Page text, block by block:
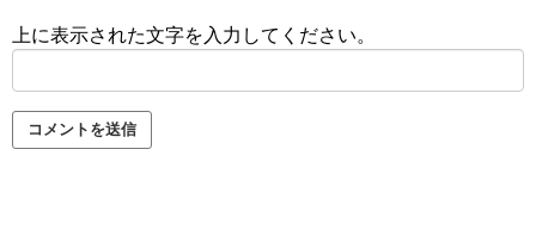
上に表示された文字を入力してください。